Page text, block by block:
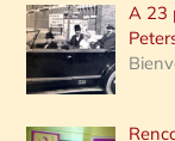
A 23